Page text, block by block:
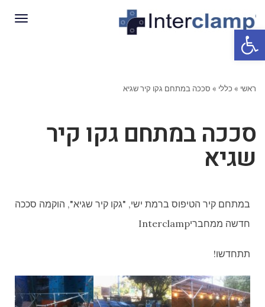
ראשי » כללי » סככה במתחם גקו קיר שגיא
סככה במתחם גקו קיר
שגיא
במתחם קיר הטיפוס ברמת ישי, "גקו קיר שגיא", הוקמה סככה
חדשה ממחבריInterclamp
תתחדשו!
פתח סרגל נגישות